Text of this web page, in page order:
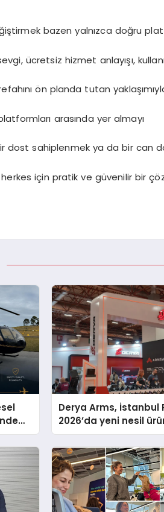
bazen yalnızca doğru
ücretsiz hizmet anlayışı,
ön planda tutan
arasında yer almayı
dost sahiplenmek ya da bir can
için pratik ve güvenilir bir
Derya Arms, İstanbul
2026’da yeni nesil
global marka
sergiledi